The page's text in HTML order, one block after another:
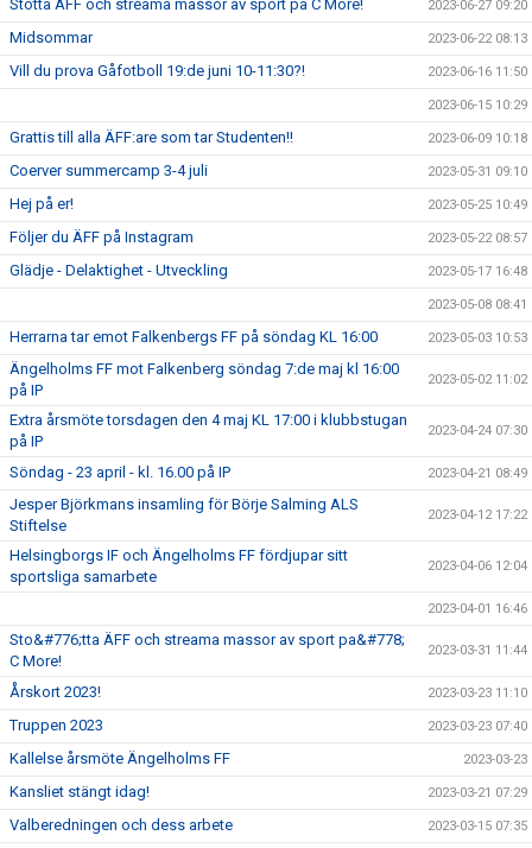
Stötta ÄFF och streama massor av sport på C More! 2023-06-27 09:20
Midsommar 2023-06-22 08:13
Vill du prova Gåfotboll 19:de juni 10-11:30?! 2023-06-16 11:50
2023-06-15 10:29
Grattis till alla ÄFF:are som tar Studenten!! 2023-06-09 10:18
Coerver summercamp 3-4 juli 2023-05-31 09:10
Hej på er! 2023-05-25 10:49
Följer du ÄFF på Instagram 2023-05-22 08:57
Glädje - Delaktighet - Utveckling 2023-05-17 16:48
2023-05-08 08:41
Herrarna tar emot Falkenbergs FF på söndag KL 16:00 2023-05-03 10:53
Ängelholms FF mot Falkenberg söndag 7:de maj kl 16:00
på IP
2023-05-02 11:02
Extra årsmöte torsdagen den 4 maj KL 17:00 i klubbstugan
på IP
2023-04-24 07:30
Söndag - 23 april - kl. 16.00 på IP 2023-04-21 08:49
Jesper Björkmans insamling för Börje Salming ALS
Stiftelse
2023-04-12 17:22
Helsingborgs IF och Ängelholms FF fördjupar sitt
sportsliga samarbete
2023-04-06 12:04
2023-04-01 16:46
Sto&#776;tta ÄFF och streama massor av sport pa&#778;
C More!
2023-03-31 11:44
Årskort 2023! 2023-03-23 11:10
Truppen 2023 2023-03-23 07:40
Kallelse årsmöte Ängelholms FF 2023-03-23
Kansliet stängt idag! 2023-03-21 07:29
Valberedningen och dess arbete 2023-03-15 07:35